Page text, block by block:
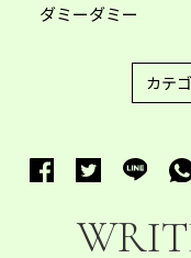
ダミーダミー
カテ